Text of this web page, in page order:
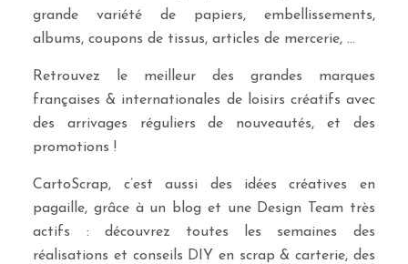
grande variété de papiers, embellissements,
albums, coupons de tissus, articles de mercerie, …
Retrouvez le meilleur des grandes marques
françaises & internationales de loisirs créatifs avec
des arrivages réguliers de nouveautés, et des
promotions !
CartoScrap, c’est aussi des idées créatives en
pagaille, grâce à un blog et une Design Team très
actifs : découvrez toutes les semaines des
réalisations et conseils DIY en scrap & carterie, des